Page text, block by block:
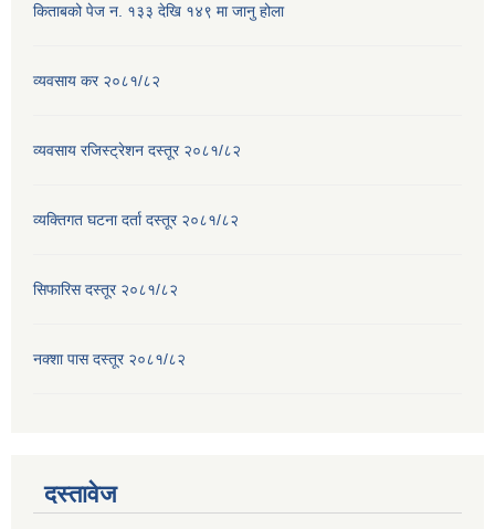
किताबको पेज न. १३३ देखि १४९ मा जानु होला
व्यवसाय कर २०८१/८२
व्यवसाय रजिस्ट्रेशन दस्तूर २०८१/८२
व्यक्तिगत घटना दर्ता दस्तूर २०८१/८२
सिफारिस दस्तूर २०८१/८२
नक्शा पास दस्तूर २०८१/८२
दस्तावेज